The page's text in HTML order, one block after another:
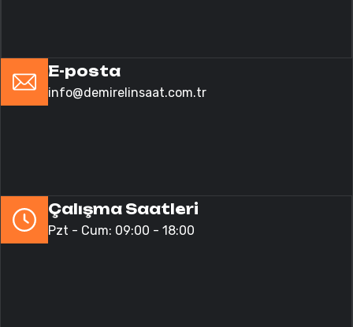
E-posta
info@demirelinsaat.com.tr
Çalışma Saatleri
Pzt - Cum: 09:00 - 18:00